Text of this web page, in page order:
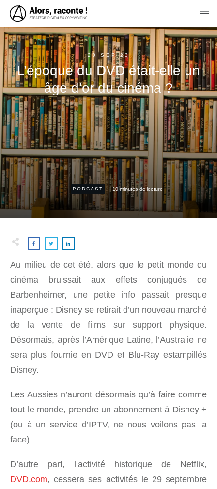
20 SEP 23
L’époque du DVD était-elle un
âge d’or du cinéma ?
PODCAST 10minutes de lecture
Au milieu de cet été, alors que le petit monde du
cinéma bruissait aux effets conjugués de
Barbenheimer, une petite info passait presque
inaperçue : Disney se retirait d’un nouveau marché
de la vente de films sur support physique.
Désormais, après l’Amérique Latine, l’Australie ne
sera plus fournie en DVD et Blu-Ray estampillés
Disney.
Les Aussies n’auront désormais qu’à faire comme
tout le monde, prendre un abonnement à Disney +
(ou à un service d’IPTV, ne nous voilons pas la
face).
D’autre part, l’activité historique de Netflix,
DVD.com, cessera ses activités le 29 septembre